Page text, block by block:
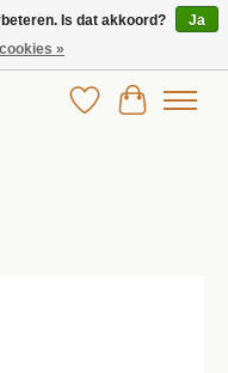
Verlanglijst
Is dat akkoord?
Ja
»